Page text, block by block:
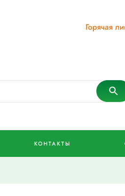
Горячая
КОНТАКТЫ